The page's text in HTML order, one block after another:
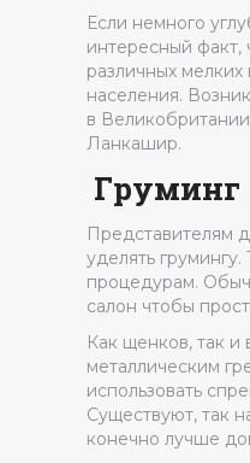
Если немного
интересный
различных
населения.
в
Ланкашир.
Груминг
Представителям
уделять
процедурам.
салон чтобы
Как щенков, так и
металлическим
использовать
Существуют, так
конечно лучше